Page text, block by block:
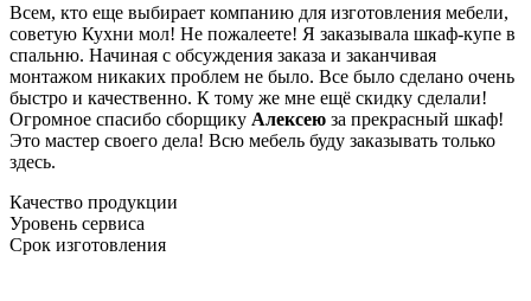
Всем, кто еще выбирает компанию для изготовления мебели,
советую Кухни мол! Не пожалеете! Я заказывала шкаф-купе в
спальню. Начиная с обсуждения заказа и заканчивая
монтажом никаких проблем не было. Все было сделано очень
быстро и качественно. К тому же мне ещё скидку сделали!
Огромное спасибо сборщику Алексею за прекрасный шкаф!
Это мастер своего дела! Всю мебель буду заказывать только
здесь.
Качество продукции
Уровень сервиса
Срок изготовления